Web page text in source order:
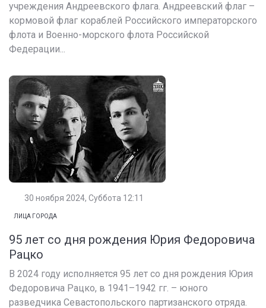
учреждения Андреевского флага. Андреевский флаг –
кормовой флаг кораблей Российского императорского
флота и Военно-морского флота Российской
Федерации...
30 ноября 2024, Суббота 12:11
ЛИЦА ГОРОДА
95 лет со дня рождения Юрия Федоровича
Рацко
В 2024 году исполняется 95 лет со дня рождения Юрия
Федоровича Рацко, в 1941–1942 гг. – юного
разведчика Севастопольского партизанского отряда.